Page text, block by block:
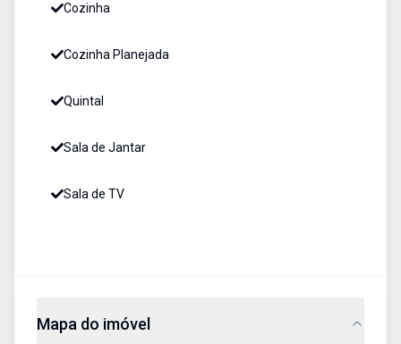
Cozinha
Cozinha Planejada
Quintal
Sala de Jantar
Sala de TV
Mapa do imóvel